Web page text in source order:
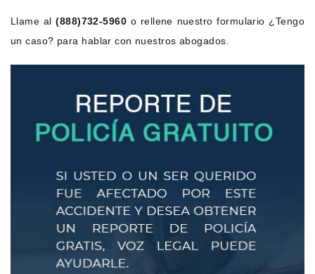
Llame al(888)732-5960 o rellene nuestro formulario ¿Tengo
un caso? para hablar con nuestros abogados.